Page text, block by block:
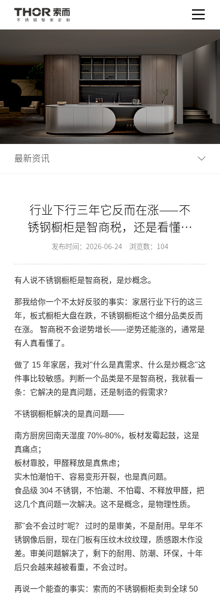
最新资讯
行业下行三年它反而在涨——不
锈钢橱柜是智商税，还是看懂的
人买了
发布时间：2026-06-24 浏览数：104
有人说不锈钢橱柜是智商税，是炒概念。
那我给你一个不太好反驳的事实：家居行业下行的这三
年，板式橱柜大盘在跌，不锈钢橱柜这个细分品类反而
在涨。 智商税不会逆势增长——逆势还能涨的，通常是
有人真看懂了。
做了 15 年家居，我对"什么是真需求、什么是炒概念"这
件事比较敏感。判断一个品类是不是智商税，我就看一
条：它解决的是真问题，还是制造的假需求？
不锈钢橱柜解决的是真问题——
南方厨房回南天湿度 70%-80%，板材发霉起鼓，这是
真痛点；
板材靠胶，甲醛释放是真焦虑；
实木怕潮怕干、容易变形开裂，也是真问题。
食品级 304 不锈钢，不怕潮、不怕霉、不释放甲醛，把
这几个真问题一次解决。这不是概念，是物理性质。
那"会不会过时"呢？ 过时的是审美，不是耐用。早年不
锈钢像后厨，现在门板有压纹木纹纹理，质感跟木作没
差。审美问题解决了，剩下的耐用、防潮、环保，十年
后只会越来越被看重，不会过时。
再说一个能查的事实：索而的不锈钢橱柜卖到全球 50